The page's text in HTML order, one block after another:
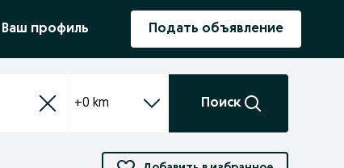
Ваш профиль Подать объявление
+0 km Поиск